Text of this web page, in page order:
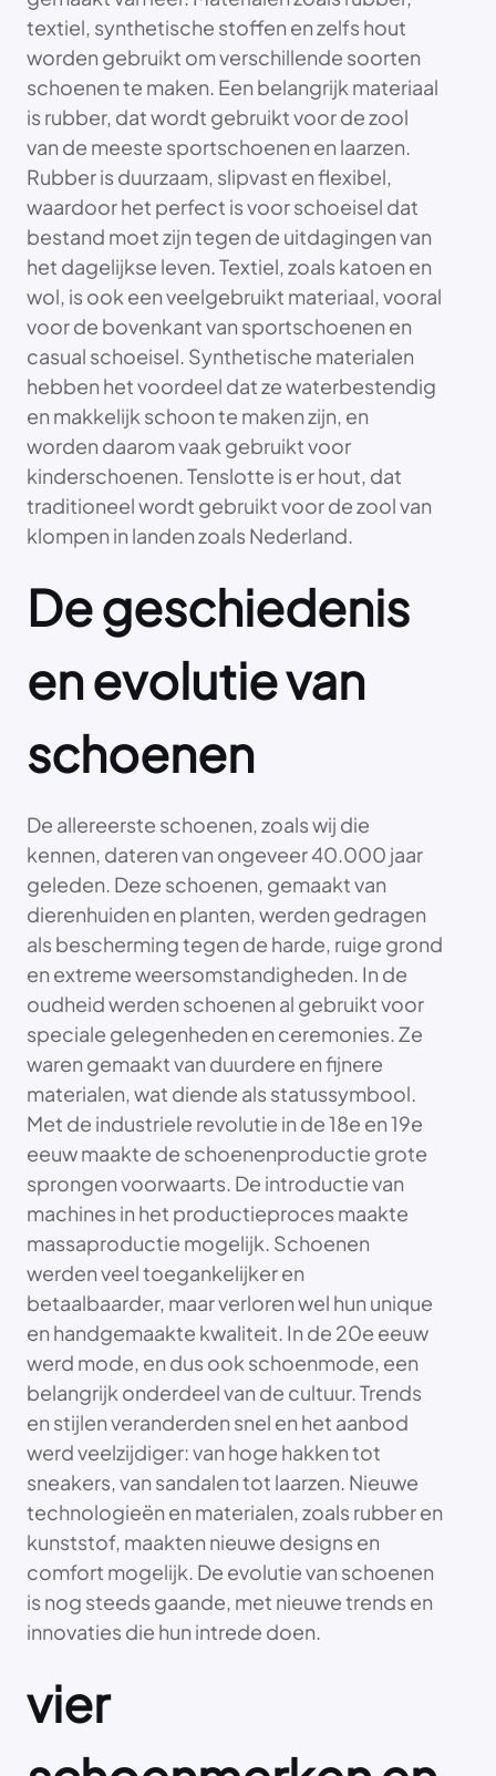
textiel, synthetische stoffen en zelfs hout
worden gebruikt om verschillende soorten
schoenen te maken. Een belangrijk materiaal
is rubber, dat wordt gebruikt voor de zool
van de meeste sportschoenen en laarzen.
Rubber is duurzaam, slipvast en flexibel,
waardoor het perfect is voor schoeisel dat
bestand moet zijn tegen de uitdagingen van
het dagelijkse leven. Textiel, zoals katoen en
wol, is ook een veelgebruikt materiaal, vooral
voor de bovenkant van sportschoenen en
casual schoeisel. Synthetische materialen
hebben het voordeel dat ze waterbestendig
en makkelijk schoon te maken zijn, en
worden daarom vaak gebruikt voor
kinderschoenen. Tenslotte is er hout, dat
traditioneel wordt gebruikt voor de zool van
klompen in landen zoals Nederland.
De geschiedenis
en evolutie van
schoenen
De allereerste schoenen, zoals wij die
kennen, dateren van ongeveer 40.000 jaar
geleden. Deze schoenen, gemaakt van
dierenhuiden en planten, werden gedragen
als bescherming tegen de harde, ruige grond
en extreme weersomstandigheden. In de
oudheid werden schoenen al gebruikt voor
speciale gelegenheden en ceremonies. Ze
waren gemaakt van duurdere en fijnere
materialen, wat diende als statussymbool.
Met de industriele revolutie in de 18e en 19e
eeuw maakte de schoenenproductie grote
sprongen voorwaarts. De introductie van
machines in het productieproces maakte
massaproductie mogelijk. Schoenen
werden veel toegankelijker en
betaalbaarder, maar verloren wel hun unique
en handgemaakte kwaliteit. In de 20e eeuw
werd mode, en dus ook schoenmode, een
belangrijk onderdeel van de cultuur. Trends
en stijlen veranderden snel en het aanbod
werd veelzijdiger: van hoge hakken tot
sneakers, van sandalen tot laarzen. Nieuwe
technologieën en materialen, zoals rubber en
kunststof, maakten nieuwe designs en
comfort mogelijk. De evolutie van schoenen
is nog steeds gaande, met nieuwe trends en
innovaties die hun intrede doen.
vier